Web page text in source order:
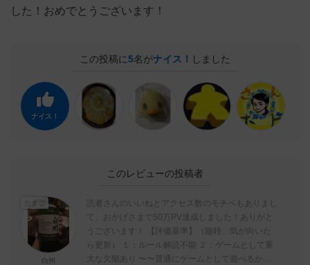
した！おめでとうございます！
この投稿に5名がナイス！ しました
ナイス！
このレビューの投稿者
たまご
白州
読者さんのいいねとアクセス数のモチベもありまし
て、おかげさまで50万PV達成しました！ありがと
うございます！ 【評価基準】（随時、気が向いた
ら更新） １：ルール解読不能 ２：ゲームとして重
大な欠陥あり 〜〜普通にゲームとして遊べるかど